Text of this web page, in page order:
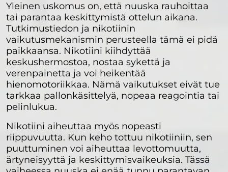
Yleinen uskomus on, että nuuska rauhoittaa
tai parantaa keskittymistä ottelun aikana.
Tutkimustiedon ja nikotiinin
vaikutusmekanismin perusteella tämä ei pidä
paikkaansa. Nikotiini kiihdyttää
keskushermostoa, nostaa sykettä ja
verenpainetta ja voi heikentää
hienomotoriikkaa. Nämä vaikutukset eivät tue
tarkkaa pallonkäsittelyä, nopeaa reagointia tai
pelinlukua.
Nikotiini aiheuttaa myös nopeasti
riippuvuutta. Kun keho tottuu nikotiiniin, sen
puuttuminen voi aiheuttaa levottomuutta,
ärtyneisyyttä ja keskittymisvaikeuksia. Tässä